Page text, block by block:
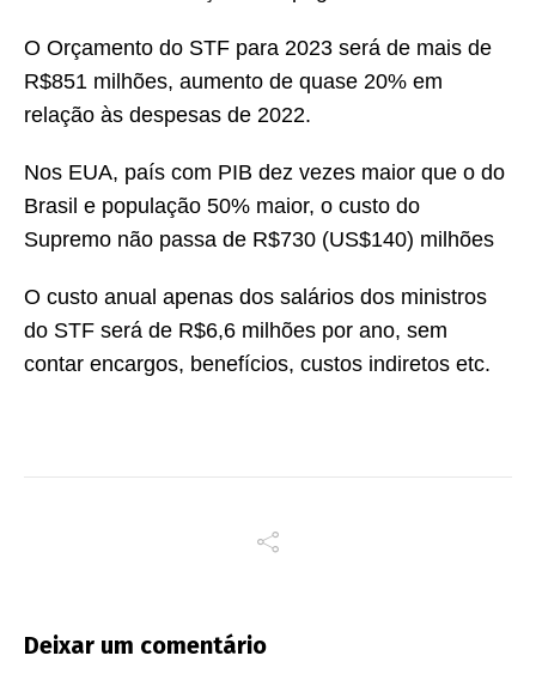
O Orçamento do STF para 2023 será de mais de
R$851 milhões, aumento de quase 20% em
relação às despesas de 2022.
Nos EUA, país com PIB dez vezes maior que o do
Brasil e população 50% maior, o custo do
Supremo não passa de R$730 (US$140) milhões
O custo anual apenas dos salários dos ministros
do STF será de R$6,6 milhões por ano, sem
contar encargos, benefícios, custos indiretos etc.
Deixar um comentário